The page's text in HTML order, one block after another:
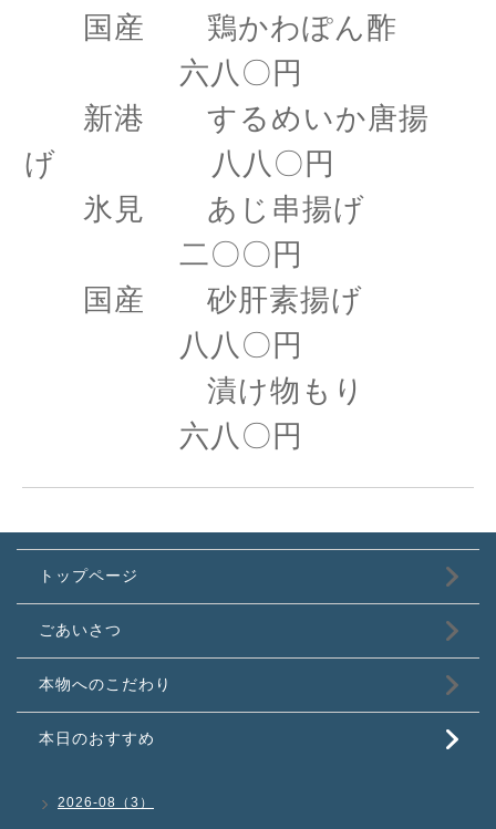
国産 鶏かわぽん酢
六八〇円
新港 するめいか唐揚
げ 八八〇円
氷見 あじ串揚げ
二〇〇円
国産 砂肝素揚げ
八八〇円
漬け物もり
六八〇円
トップページ
ごあいさつ
本物へのこだわり
本日のおすすめ
2026-08（3）